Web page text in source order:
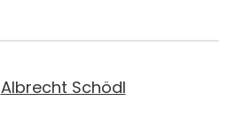
Albrecht Schödl